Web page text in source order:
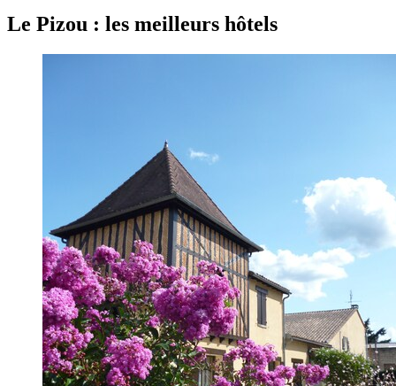
Le Pizou : les meilleurs hôtels